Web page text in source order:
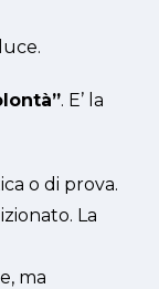
. E’ la
o di prova.
La
ma